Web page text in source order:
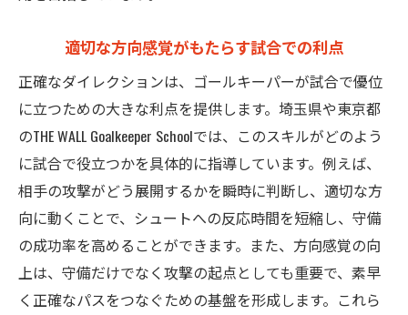
ダイレクションを習得するためのステップ
埼玉・東京でのゴールキーパースクールが提供
する先端トレーニング
地域に根ざしたトレーニングの魅力
最新技術を取り入れたトレーニング
地域のサッカークラブとの連携
個別指導でのパフォーマンス向上
地域の特性を活かしたプログラム
参加者の声を反映したトレーニング
適切な方向感覚がもたらす試合での利点
正確なダイレクションは、ゴールキーパーが試合で優位
に立つための大きな利点を提供します。埼玉県や東京都
のTHE WALL Goalkeeper Schoolでは、このスキルがどのよう
に試合で役立つかを具体的に指導しています。例えば、
相手の攻撃がどう展開するかを瞬時に判断し、適切な方
向に動くことで、シュートへの反応時間を短縮し、守備
の成功率を高めることができます。また、方向感覚の向
上は、守備だけでなく攻撃の起点としても重要で、素早
く正確なパスをつなぐための基盤を形成します。これら